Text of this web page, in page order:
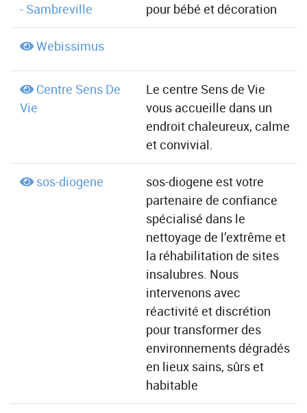
- Sambreville
pour bébé et décoration
Webissimus
Centre Sens De
Vie
Le centre Sens de Vie
vous accueille dans un
endroit chaleureux, calme
et convivial.
sos-diogene
sos-diogene est votre
partenaire de confiance
spécialisé dans le
nettoyage de l’extrême et
la réhabilitation de sites
insalubres. Nous
intervenons avec
réactivité et discrétion
pour transformer des
environnements dégradés
en lieux sains, sûrs et
habitable